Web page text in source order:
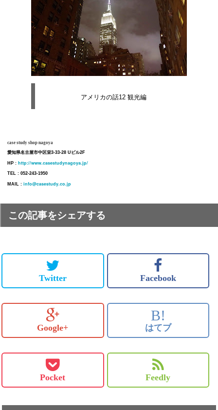
アメリカの話12 観光編
case study shop nagoya
愛知県名古屋市中区栄3-33-28 Uビル2F
HP : http://www.casestudynagoya.jp/
TEL : 052-243-1950
MAIL : info@casestudy.co.jp
この記事をシェアする
Twitter Facebook
Google+
B!
はてブ
Pocket Feedly